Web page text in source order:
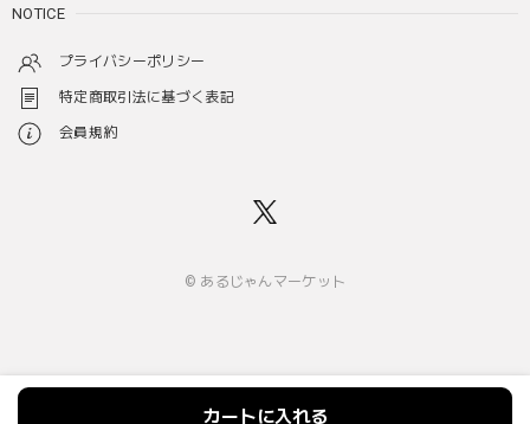
NOTICE
プライバシーポリシー
特定商取引法に基づく表記
会員規約
© あるじゃんマーケット
カートに入れる